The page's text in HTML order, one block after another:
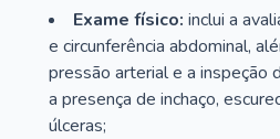
Exame físico: inclui a
e circunferência abdominal,
pressão arterial e a inspeção
a presença de inchaço,
úlceras;